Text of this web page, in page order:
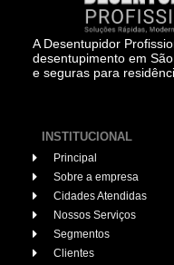
A Desentupidor
desentupimento em
e seguras para
INSTITUCIONAL
Principal
Sobre a empresa
Cidades Atendidas
Nossos Serviços
Segmentos
Clientes